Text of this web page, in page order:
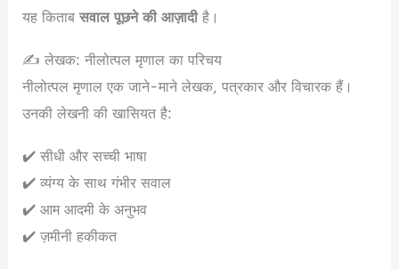
यह किताबसवाल पूछने की आज़ादीहै।
✍️ लेखक: नीलोत्पल मृणाल का परिचय
नीलोत्पल मृणाल एक जाने-माने लेखक, पत्रकार और विचारक हैं।
उनकी लेखनी की खासियत है:
✔️ सीधी और सच्ची भाषा
✔️ व्यंग्य के साथ गंभीर सवाल
✔️ आम आदमी के अनुभव
✔️ ज़मीनी हकीकत